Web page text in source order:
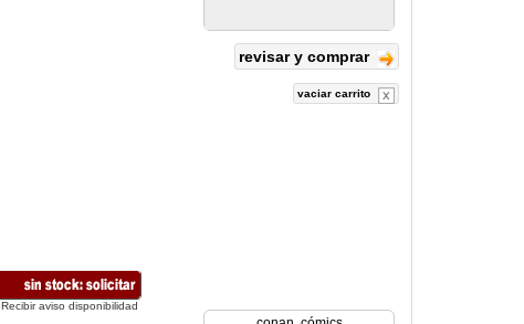
Recibir aviso disponibilidad
revisar y comprar
vaciar carrito